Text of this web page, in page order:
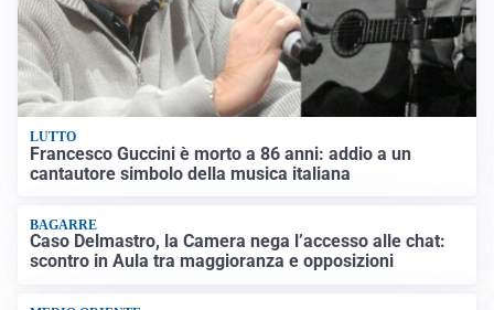
LUTTO
Francesco Guccini è morto a 86 anni: addio a un
cantautore simbolo della musica italiana
BAGARRE
Caso Delmastro, la Camera nega l’accesso alle chat:
scontro in Aula tra maggioranza e opposizioni